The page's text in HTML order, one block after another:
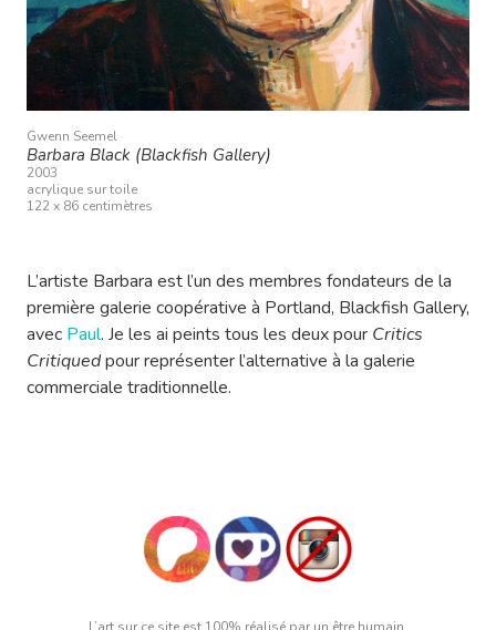
Gwenn Seemel
Barbara Black (Blackfish Gallery)
2003
acrylique sur toile
122 x 86 centimètres
L’artiste Barbara est l’un des membres fondateurs de la
première galerie coopérative à Portland, Blackfish Gallery,
avec Paul. Je les ai peints tous les deux pour Critics
Critiquedpour représenter l’alternative à la galerie
commerciale traditionnelle.